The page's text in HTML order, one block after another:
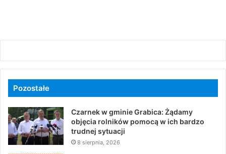
Pozostałe
Czarnek w gminie Grabica: Żądamy
objęcia rolników pomocą w ich bardzo
trudnej sytuacji
8 sierpnia, 2026